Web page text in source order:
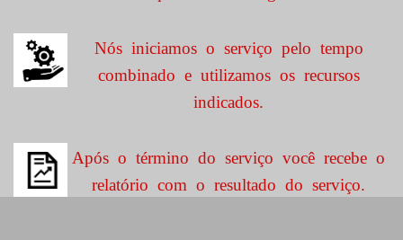
Nós iniciamos o serviço pelo tempo
combinado e utilizamos os recursos
indicados.
Após o término do serviço você recebe o
relatório com o resultado do serviço.